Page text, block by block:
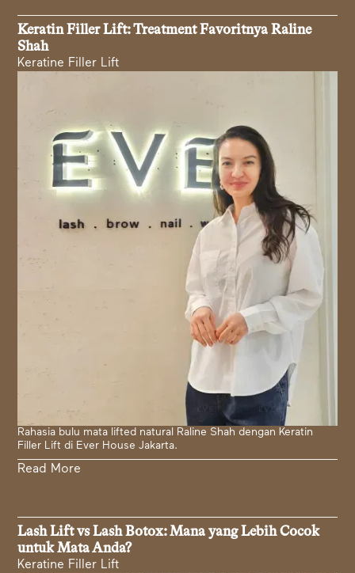
Keratin Filler Lift: Treatment Favoritnya Raline
Shah
Keratine Filler Lift
Rahasia bulu mata lifted natural Raline Shah dengan Keratin
Filler Lift di Ever House Jakarta.
Read More
Lash Lift vs Lash Botox: Mana yang Lebih Cocok
untuk Mata Anda?
Keratine Filler Lift